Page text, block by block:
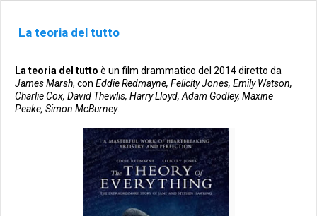
La teoria del tutto
La teoria del tutto è un film drammatico del 2014 diretto da
James Marsh, con Eddie Redmayne, Felicity Jones, Emily Watson,
Charlie Cox, David Thewlis, Harry Lloyd, Adam Godley, Maxine
Peake, Simon McBurney.